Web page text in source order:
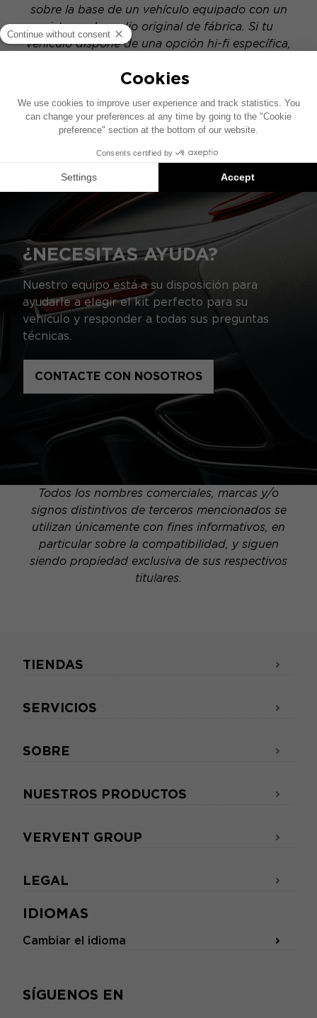
sobre la base de un vehículo equipado con un
sistema de audio original de fábrica. Si tu
vehículo dispone de una opción hi-fi específica,
este esquema puede variar.
Las instalaciones Focal Inside son sugerencias
de productos compatibles: cada elemento se
vende por separado y no como un paquete.
¿NECESITAS AYUDA?
Nuestro equipo está a su disposición para
ayudarle a elegir el kit perfecto para su
vehículo y responder a todas sus preguntas
técnicas.
CONTACTE CON NOSOTROS
Todos los nombres comerciales, marcas y/o
signos distintivos de terceros mencionados se
utilizan únicamente con fines informativos, en
particular sobre la compatibilidad, y siguen
siendo propiedad exclusiva de sus respectivos
titulares.
IDIOMAS
Cambiar el idioma
SÍGUENOS EN
TIENDAS
SERVICIOS
SOBRE
NUESTROS PRODUCTOS
VERVENT GROUP
LEGAL